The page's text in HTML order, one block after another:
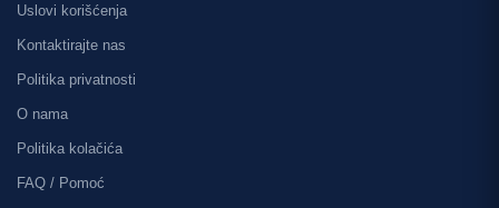
Uslovi korišćenja
Kontaktirajte nas
Politika privatnosti
O nama
Politika kolačića
FAQ / Pomoć